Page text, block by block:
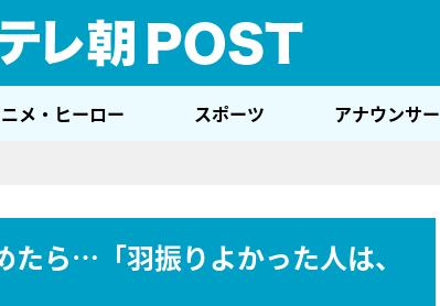
メ・ヒーロー スポーツ アナウンサー
ら…「羽振りよかった人は、